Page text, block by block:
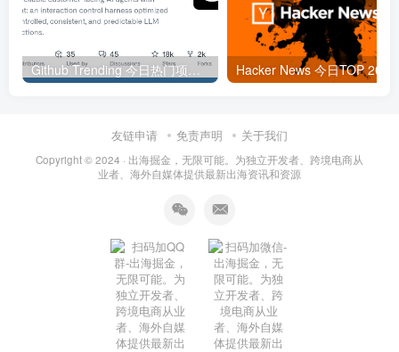
Github Trending 今日热门项目 | 2025-09-06
友链申请 免责声明 关于我们
Copyright © 2024 · 出海掘金，无限可能。为独立开发者、跨境电商从
业者、海外自媒体提供最新出海资讯和资源